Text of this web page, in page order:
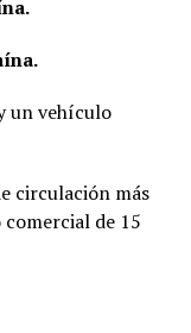
un vehículo
circulación más
de 15